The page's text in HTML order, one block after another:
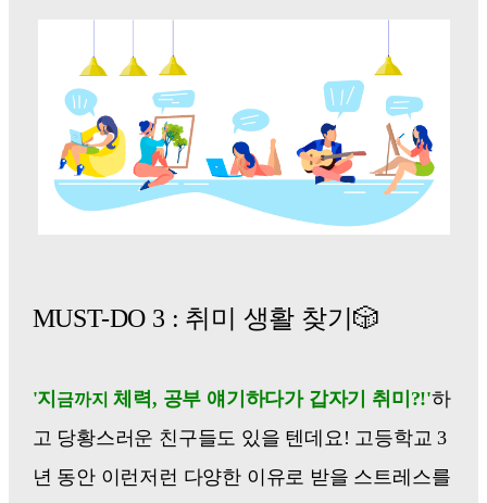
MUST-DO 3 : 취미 생활 찾기🎲
'지 금까지 체력, 공부 얘기하다가 갑자기 취미?!'하
고 당황스러운 친구들도 있을 텐데요! 고등학교 3
년 동안 이런저런 다양한 이유로 받을 스트레스를